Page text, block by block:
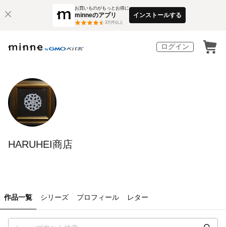
お買いものがもっとお得に
minneのアプリ
3万件以上
インストールする
ログイン
HARUHEI商店
作品一覧 シリーズ プロフィール レター